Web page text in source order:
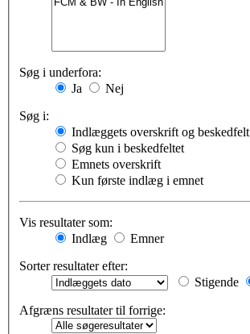
Søg i underfora:
Ja
Nej
Søg i:
Indlæggets overskrift og beskedfelt
Søg kun i beskedfeltet
Emnets overskrift
Kun første indlæg i emnet
Vis resultater som:
Indlæg
Emner
Sorter resultater efter:
Stigende
Afgræns resultater til forrige: